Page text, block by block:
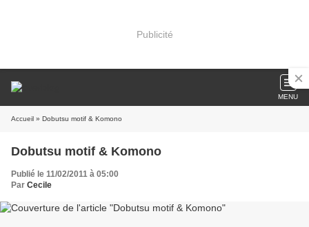
Publicité
MENU
Accueil » Dobutsu motif & Komono
Dobutsu motif & Komono
Publié le 11/02/2011 à 05:00
Par Cecile